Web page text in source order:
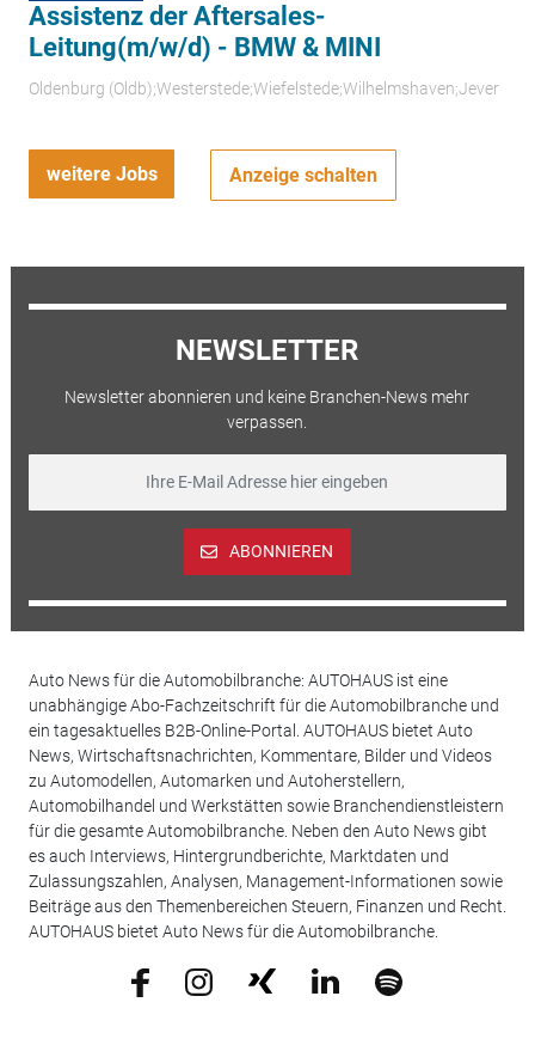
Assistenz der Aftersales-
Leitung(m/w/d) - BMW & MINI
Oldenburg (Oldb);Westerstede;Wiefelstede;Wilhelmshaven;Jever
weitere Jobs Anzeige schalten
NEWSLETTER
Newsletter abonnieren und keine Branchen-News mehr
verpassen.
ABONNIEREN
Auto News für die Automobilbranche: AUTOHAUS ist eine
unabhängige Abo-Fachzeitschrift für die Automobilbranche und
ein tagesaktuelles B2B-Online-Portal. AUTOHAUS bietet Auto
News, Wirtschaftsnachrichten, Kommentare, Bilder und Videos
zu Automodellen, Automarken und Autoherstellern,
Automobilhandel und Werkstätten sowie Branchendienstleistern
für die gesamte Automobilbranche. Neben den Auto News gibt
es auch Interviews, Hintergrundberichte, Marktdaten und
Zulassungszahlen, Analysen, Management-Informationen sowie
Beiträge aus den Themenbereichen Steuern, Finanzen und Recht.
AUTOHAUS bietet Auto News für die Automobilbranche.